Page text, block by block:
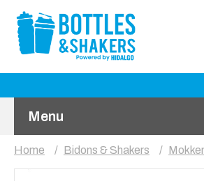
Menu
Home Bidons & Shakers